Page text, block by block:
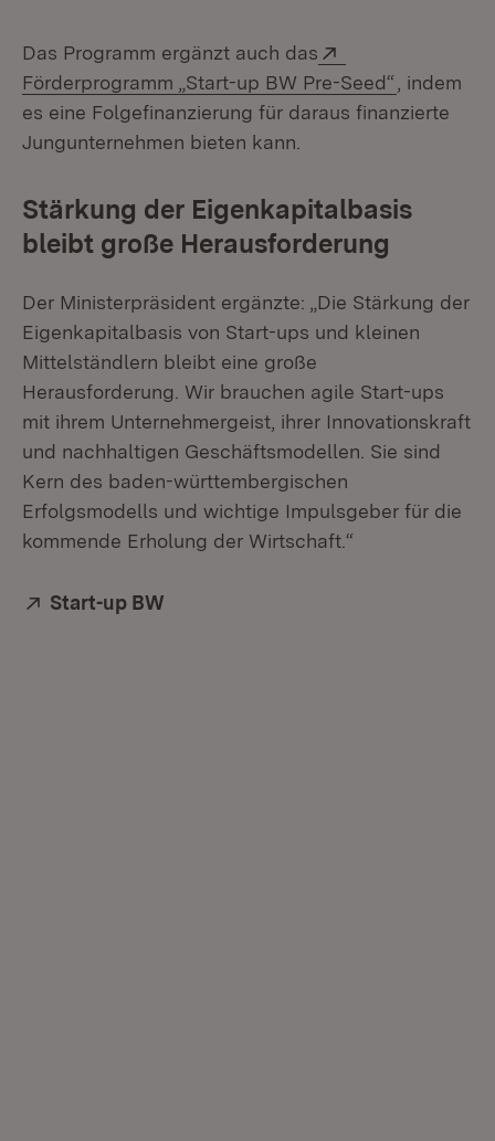
Das Programm ergänzt auch das
Förderprogramm „Start-up BW Pre-Seed“ (Öffnet in
, indem
es eine Folgefinanzierung für daraus finanzierte
Jungunternehmen bieten kann.
Stärkung der Eigenkapitalbasis
bleibt große Herausforderung
Der Ministerpräsident ergänzte: „Die Stärkung der
Eigenkapitalbasis von Start-ups und kleinen
Mittelständlern bleibt eine große
Herausforderung. Wir brauchen agile Start-ups
mit ihrem Unternehmergeist, ihrer Innovationskraft
und nachhaltigen Geschäftsmodellen. Sie sind
Kern des baden-württembergischen
Erfolgsmodells und wichtige Impulsgeber für die
kommende Erholung der Wirtschaft.“
Extern:
Start-up BW